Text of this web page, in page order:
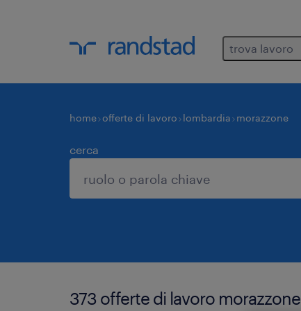
trova lavoro
home offerte di lavoro lombardia morazzone
cerca
373 offerte di lavoro morazzone